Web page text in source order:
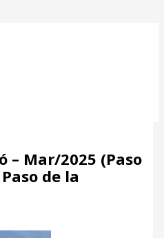
– Mar/2025 (Paso
de la